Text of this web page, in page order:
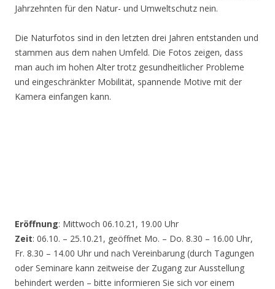
Jahrzehnten für den Natur- und Umweltschutz nein.
Die Naturfotos sind in den letzten drei Jahren entstanden und
stammen aus dem nahen Umfeld. Die Fotos zeigen, dass
man auch im hohen Alter trotz gesundheitlicher Probleme
und eingeschränkter Mobilität, spannende Motive mit der
Kamera einfangen kann.
Eröffnung: Mittwoch 06.10.21, 19.00 Uhr
Zeit: 06.10. – 25.10.21, geöffnet Mo. – Do. 8.30 – 16.00 Uhr,
Fr. 8.30 – 14.00 Uhr und nach Vereinbarung (durch Tagungen
oder Seminare kann zeitweise der Zugang zur Ausstellung
behindert werden – bitte informieren Sie sich vor einem